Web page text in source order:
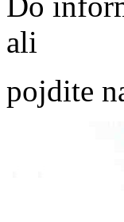
ali
pojdite